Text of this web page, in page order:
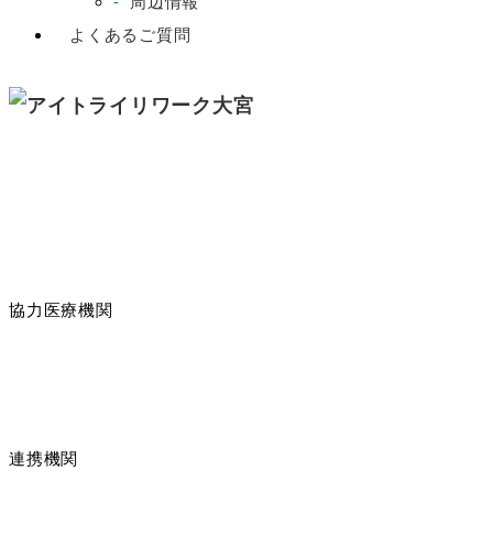
よくあるご質問
協力医療機関
連携機関